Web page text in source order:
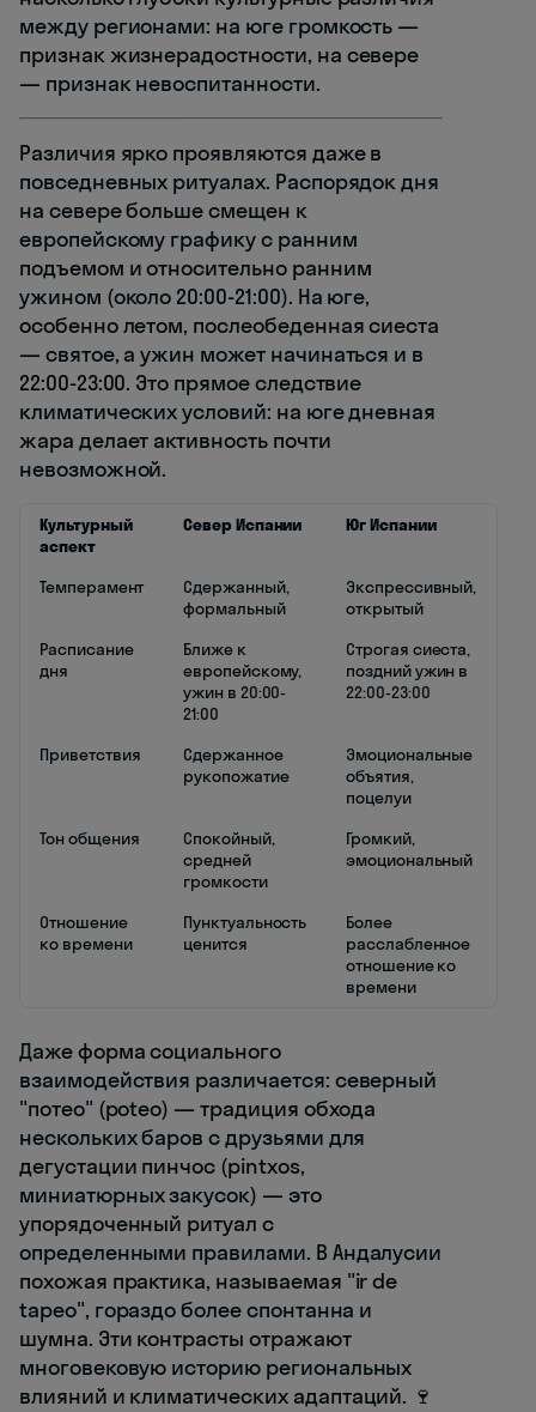
между регионами: на юге громкость —
признак жизнерадостности, на севере
— признак невоспитанности.
Различия ярко проявляются даже в
повседневных ритуалах. Распорядок дня
на севере больше смещен к
европейскому графику с ранним
подъемом и относительно ранним
ужином (около 20:00-21:00). На юге,
особенно летом, послеобеденная сиеста
— святое, а ужин может начинаться и в
22:00-23:00. Это прямое следствие
климатических условий: на юге дневная
жара делает активность почти
невозможной.
Культурный
аспект
Север Испании Юг Испании
Темперамент
Сдержанный,
формальный
Экспрессивный,
открытый
Расписание
дня
Ближе к
европейскому,
ужин в 20:00-
21:00
Строгая сиеста,
поздний ужин в
22:00-23:00
Приветствия
Сдержанное
рукопожатие
Эмоциональные
объятия,
поцелуи
Тон общения
Спокойный,
средней
громкости
Громкий,
эмоциональный
Отношение
ко времени
Пунктуальность
ценится
Более
расслабленное
отношение ко
времени
Даже форма социального
взаимодействия различается: северный
"потео" (poteo) — традиция обхода
нескольких баров с друзьями для
дегустации пинчос (pintxos,
миниатюрных закусок) — это
упорядоченный ритуал с
определенными правилами. В Андалусии
похожая практика, называемая "ir de
tapeo", гораздо более спонтанна и
шумна. Эти контрасты отражают
многовековую историю региональных
влияний и климатических адаптаций. 🍷